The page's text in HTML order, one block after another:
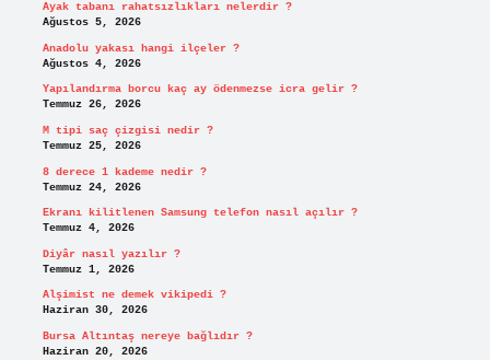
Ayak tabanı rahatsızlıkları nelerdir ?
Ağustos 5, 2026
Anadolu yakası hangi ilçeler ?
Ağustos 4, 2026
Yapılandırma borcu kaç ay ödenmezse icra gelir ?
Temmuz 26, 2026
M tipi saç çizgisi nedir ?
Temmuz 25, 2026
8 derece 1 kademe nedir ?
Temmuz 24, 2026
Ekranı kilitlenen Samsung telefon nasıl açılır ?
Temmuz 4, 2026
Diyâr nasıl yazılır ?
Temmuz 1, 2026
Alşimist ne demek vikipedi ?
Haziran 30, 2026
Bursa Altıntaş nereye bağlıdır ?
Haziran 20, 2026